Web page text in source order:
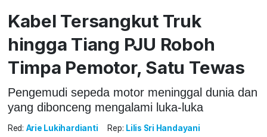
Kabel Tersangkut Truk
hingga Tiang PJU Roboh
Timpa Pemotor, Satu Tewas
Pengemudi sepeda motor meninggal dunia dan
yang dibonceng mengalami luka-luka
Red: Arie Lukihardianti Rep: Lilis Sri Handayani